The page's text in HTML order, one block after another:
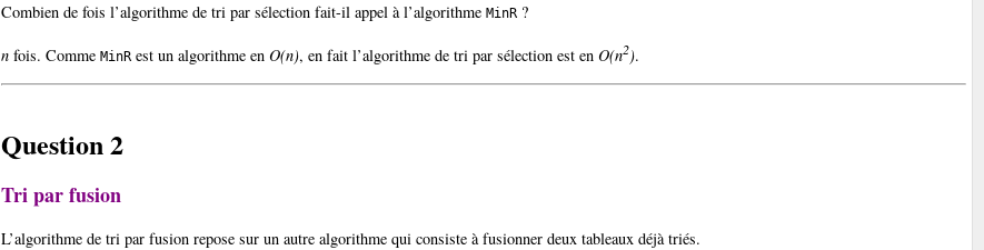
Combien de fois l’algorithme de tri par sélection fait-il appel à l’algorithme MinR?
nfois. Comme MinRest un algorithme en O(n), en fait l’algorithme de tri par sélection est en O(n2).
Question 2
Tri par fusion
L’algorithme de tri par fusion repose sur un autre algorithme qui consiste à fusionner deux tableaux déjà triés.